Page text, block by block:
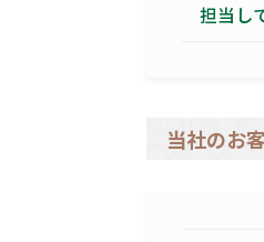
担当し
当社のお